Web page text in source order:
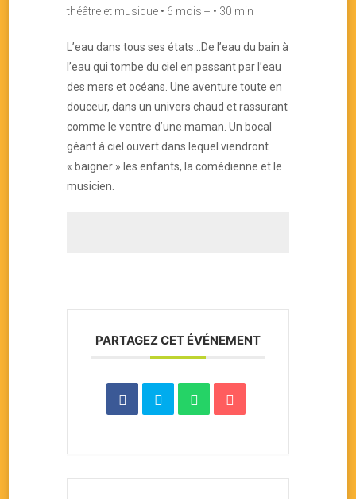
théâtre et musique • 6 mois + • 30 min
L’eau dans tous ses états…De l’eau du bain à
l’eau qui tombe du ciel en passant par l’eau
des mers et océans. Une aventure toute en
douceur, dans un univers chaud et rassurant
comme le ventre d’une maman. Un bocal
géant à ciel ouvert dans lequel viendront
« baigner » les enfants, la comédienne et le
musicien.
PARTAGEZ CET ÉVÉNEMENT